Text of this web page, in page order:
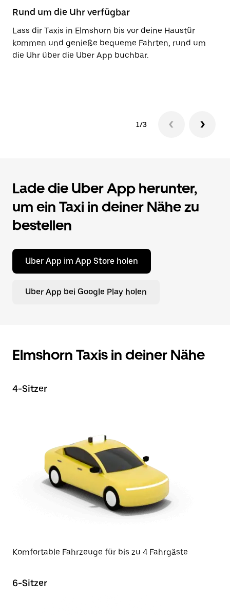
schließen.
Rund um die Uhr verfügbar
Lass dir Taxis in Elmshorn bis vor deine Haustür
kommen und genieße bequeme Fahrten, rund um
die Uhr über die Uber App buchbar.
1/3
Lade die Uber App herunter,
um ein Taxi in deiner Nähe zu
bestellen
Uber App im App Store holen
Uber App bei Google Play holen
Elmshorn Taxis in deiner Nähe
4-Sitzer
Komfortable Fahrzeuge für bis zu 4 Fahrgäste
6-Sitzer